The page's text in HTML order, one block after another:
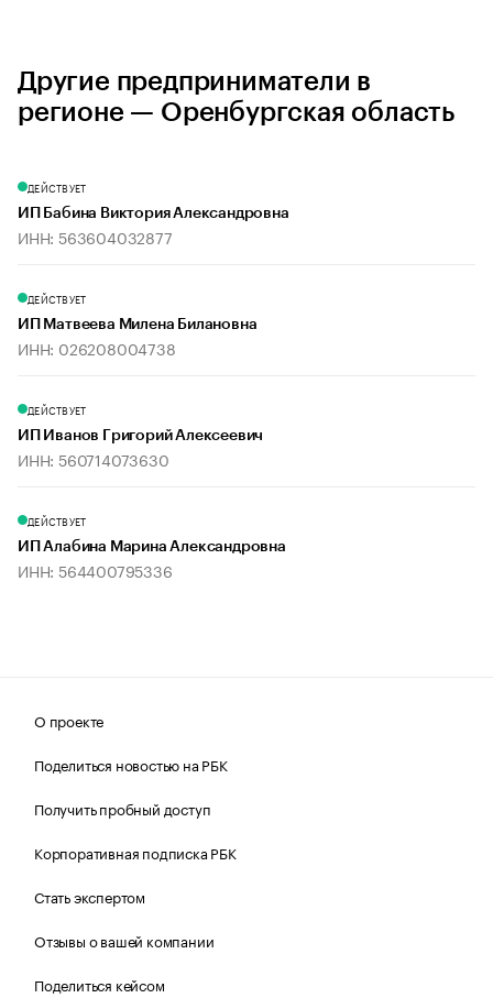
Другие предприниматели в
регионе — Оренбургская область
ДЕЙСТВУЕТ
ИП Бабина Виктория Александровна
ИНН: 563604032877
ДЕЙСТВУЕТ
ИП Матвеева Милена Билановна
ИНН: 026208004738
ДЕЙСТВУЕТ
ИП Иванов Григорий Алексеевич
ИНН: 560714073630
ДЕЙСТВУЕТ
ИП Алабина Марина Александровна
ИНН: 564400795336
О проекте
Поделиться новостью на РБК
Получить пробный доступ
Корпоративная подписка РБК
Стать экспертом
Отзывы о вашей компании
Поделиться кейсом